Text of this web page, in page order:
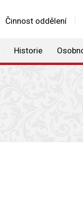
Činnost oddělení
Historie